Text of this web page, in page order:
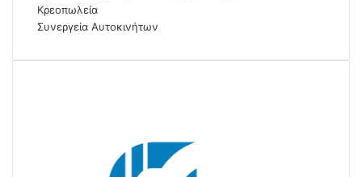
Κρεοπωλεία
Συνεργεία Αυτοκινήτων